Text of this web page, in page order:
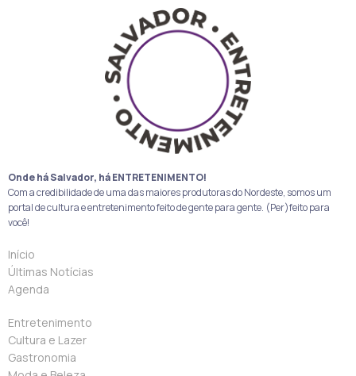
Onde há Salvador, há ENTRETENIMENTO!
Com a credibilidade de uma das maiores produtoras do Nordeste, somos um
portal de cultura e entretenimento feito de gente para gente. (Per)feito para
você!
Início
Últimas Notícias
Agenda
Entretenimento
Cultura e Lazer
Gastronomia